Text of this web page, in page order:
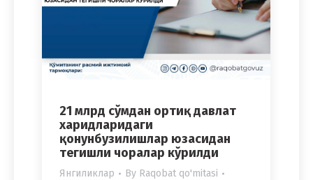
21 млрд сўмдан ортиқ давлат
харидларидаги
қонунбузилишлар юзасидан
тегишли чоралар кўрилди
Янгиликлар By Raqobat qo'mitasi